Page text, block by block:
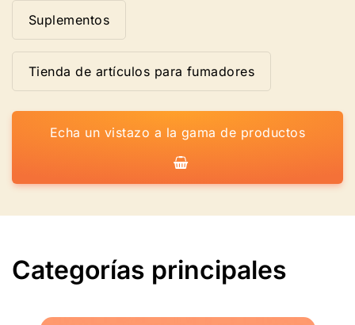
Suplementos
Tienda de artículos para fumadores
Echa un vistazo a la gama de productos
Categorías principales